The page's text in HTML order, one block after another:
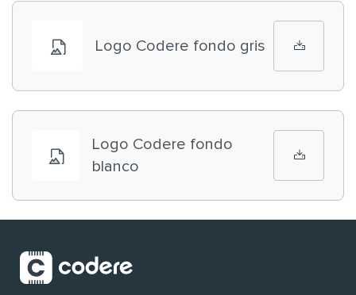
Logo Codere fondo gris
Logo Codere fondo
blanco